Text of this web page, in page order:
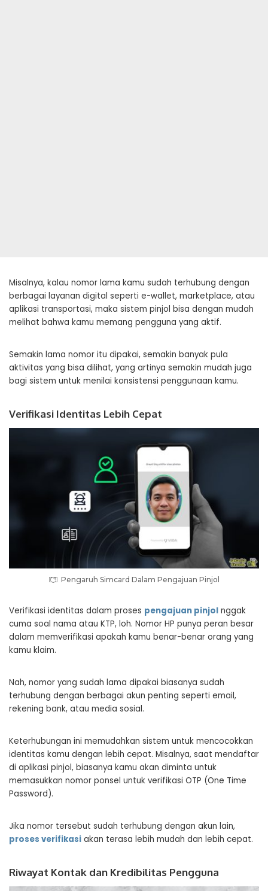
Misalnya, kalau nomor lama kamu sudah terhubung dengan
berbagai layanan digital seperti e-wallet, marketplace, atau
aplikasi transportasi, maka sistem pinjol bisa dengan mudah
melihat bahwa kamu memang pengguna yang aktif.
Semakin lama nomor itu dipakai, semakin banyak pula
aktivitas yang bisa dilihat, yang artinya semakin mudah juga
bagi sistem untuk menilai konsistensi penggunaan kamu.
Verifikasi Identitas Lebih Cepat
Pengaruh Simcard Dalam Pengajuan Pinjol
Verifikasi identitas dalam proses pengajuan pinjol nggak
cuma soal nama atau KTP, loh. Nomor HP punya peran besar
dalam memverifikasi apakah kamu benar-benar orang yang
kamu klaim.
Nah, nomor yang sudah lama dipakai biasanya sudah
terhubung dengan berbagai akun penting seperti email,
rekening bank, atau media sosial.
Keterhubungan ini memudahkan sistem untuk mencocokkan
identitas kamu dengan lebih cepat. Misalnya, saat mendaftar
di aplikasi pinjol, biasanya kamu akan diminta untuk
memasukkan nomor ponsel untuk verifikasi OTP (One Time
Password).
Jika nomor tersebut sudah terhubung dengan akun lain,
proses verifikasi akan terasa lebih mudah dan lebih cepat.
Riwayat Kontak dan Kredibilitas Pengguna